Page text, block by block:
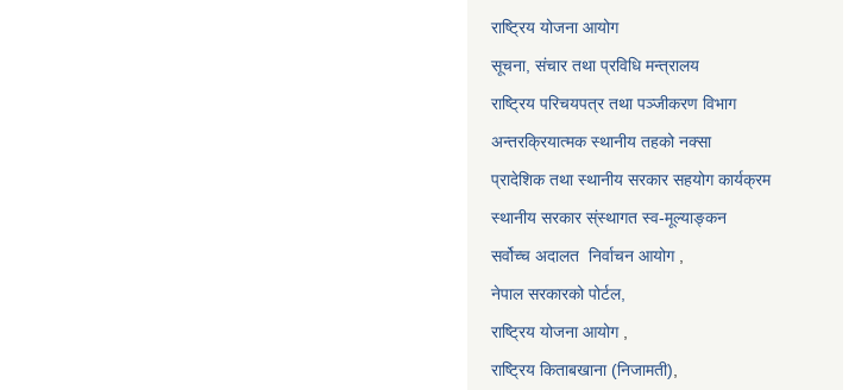
राष्ट्रिय योजना आयोग
सूचना, संचार तथा प्रविधि मन्त्रालय
राष्ट्रिय परिचयपत्र तथा पञ्जीकरण विभाग
अन्तरक्रियात्मक स्थानीय तहको नक्सा
प्रादेशिक तथा स्थानीय सरकार सहयोग कार्यक्रम
स्थानीय सरकार स्ंस्थागत स्व-मूल्याङ्कन
सर्वोच्च अदालत निर्वाचन आयोग,
नेपाल सरकारको पोर्टल,
राष्ट्रिय योजना आयोग,
राष्ट्रिय किताबखाना (निजामती)